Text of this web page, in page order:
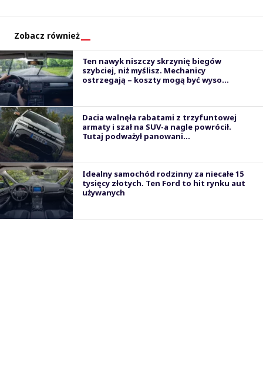
Zobacz również
Ten nawyk niszczy skrzynię biegów
szybciej, niż myślisz. Mechanicy
ostrzegają – koszty mogą być wyso...
Dacia walnęła rabatami z trzyfuntowej
armaty i szał na SUV-a nagle powrócił.
Tutaj podważył panowani...
Idealny samochód rodzinny za niecałe 15
tysięcy złotych. Ten Ford to hit rynku aut
używanych